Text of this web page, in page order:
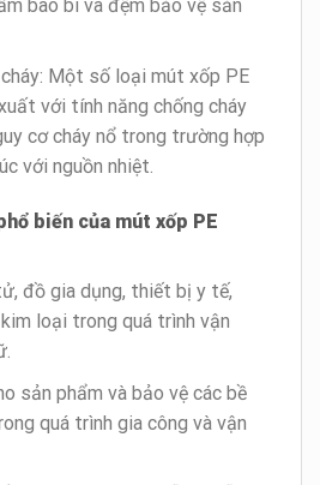
bao bì và đệm bảo vệ sản
cháy: Một số loại mút xốp PE
với tính năng chống cháy
cơ cháy nổ trong trường hợp
với nguồn nhiệt.
biến của mút xốp PE
đồ gia dụng, thiết bị y tế,
loại trong quá trình vận
sản phẩm và bảo vệ các bề
quá trình gia công và vận